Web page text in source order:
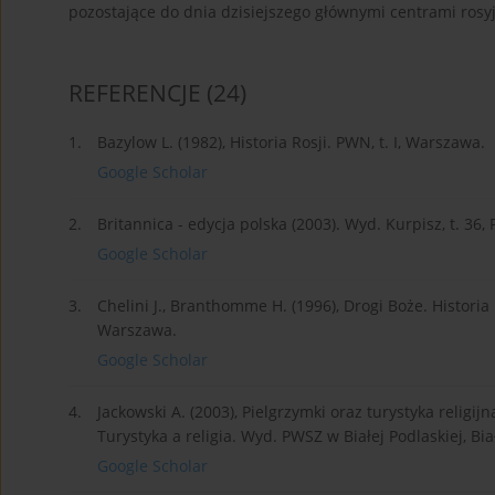
pozostające do dnia dzisiejszego głównymi centrami
REFERENCJE (24)
1.
Bazylow L. (1982), Historia Rosji. PWN, t. I, Warszawa.
Google Scholar
2.
Britannica - edycja polska (2003). Wyd. Kurpisz, t. 36,
Google Scholar
3.
Chelini J., Branthomme H. (1996), Drogi Boże.
Warszawa.
Google Scholar
4.
Jackowski A. (2003), Pielgrzymki oraz turystyka
Turystyka a religia. Wyd. PWSZ w Białej Podlaskiej,
Google Scholar